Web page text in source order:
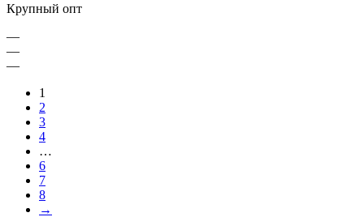
Крупный опт
—
—
—
1
2
3
4
…
6
7
8
→